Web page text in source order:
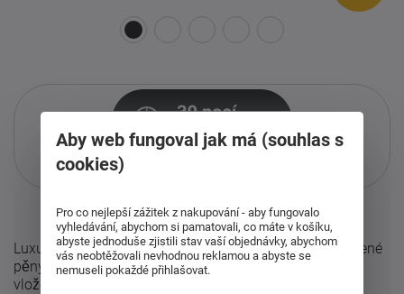
Pouze při nákupu přes i-matrace.cz
Více informací
Luxusní matrace tvořena perforovaným jádrem ze studené
pěny (40 a 45 kg/m³) dvou tuhostí (střední a tvrdá) s
vloženými válci ze stud ...
Aby web fungoval jak má (souhlas s
cookies)
Pro co nejlepší zážitek z nakupování - aby fungovalo
vyhledávání, abychom si pamatovali, co máte v košíku,
abyste jednoduše zjistili stav vaší objednávky, abychom
vás neobtěžovali nevhodnou reklamou a abyste se
nemuseli pokaždé přihlašovat.